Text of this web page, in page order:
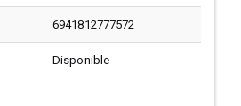
6941812777572
Disponible